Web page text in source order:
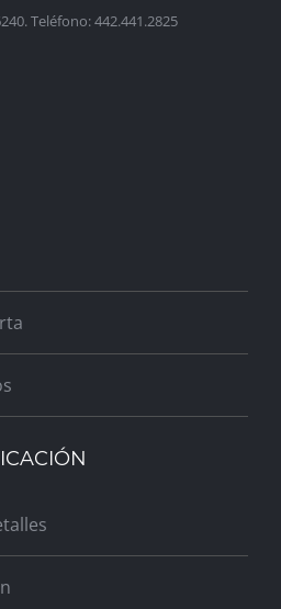
Teléfono: 442.441.2825